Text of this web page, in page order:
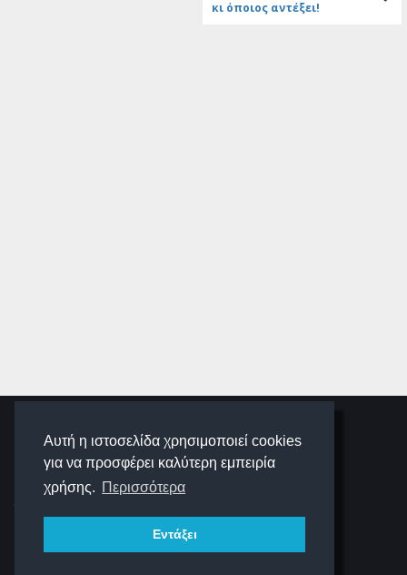
Αυτή η ιστοσελίδα χρησιμοποιεί cookies
για να προσφέρει καλύτερη εμπειρία
χρήσης. Περισσότερα
Εντάξει
κι όποιος αντέξει!
SCHOOLIGANS
SCHOOLWAVE
ΠΛΟΉΓΗΣΗ